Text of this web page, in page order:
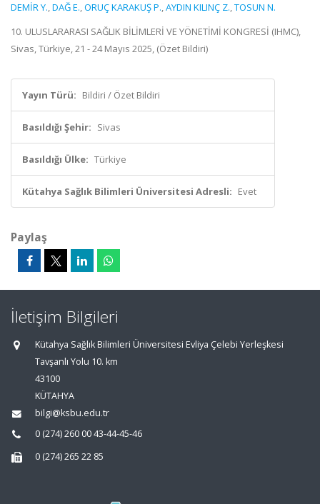
DEMİR Y.,DAĞ E.,ORUÇ KARAKUŞ P.,AYDIN KILINÇ Z.,TOSUN N.
10. ULUSLARARASI SAĞLIK BİLİMLERİ VE YÖNETİMİ KONGRESİ (IHMC),
Sivas, Türkiye, 21 - 24 Mayıs 2025, (Özet Bildiri)
Yayın Türü: Bildiri / Özet Bildiri
Basıldığı Şehir: Sivas
Basıldığı Ülke: Türkiye
Kütahya Sağlık Bilimleri Üniversitesi Adresli: Evet
Paylaş
İletişim Bilgileri
Kütahya Sağlık Bilimleri Üniversitesi Evliya Çelebi Yerleşkesi
Tavşanlı Yolu 10. km
43100
KÜTAHYA
bilgi@ksbu.edu.tr
0 (274) 260 00 43-44-45-46
0 (274) 265 22 85